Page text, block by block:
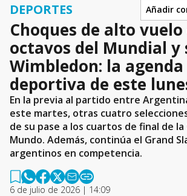
DEPORTES Añadir
Choques de alto vuelo
octavos del Mundial y
Wimbledon: la agenda
deportiva de este
En la previa al partido entre
este martes, otras cuatro
de su pase a los cuartos de final de la
Mundo. Además, continúa el Grand
argentinos en competencia.
6 de julio de 2026 | 14:09